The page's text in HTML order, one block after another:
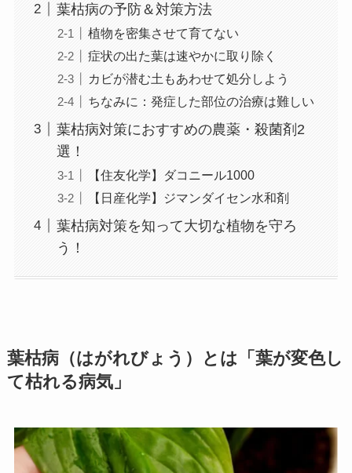
葉枯病の予防＆対策方法
植物を密集させて育てない
症状の出た葉は速やかに取り除く
カビが潜む土もあわせて処分しよう
ちなみに：発症した部位の治療は難しい
葉枯病対策におすすめの農薬・殺菌剤2
選！
【住友化学】ダコニール1000
【日産化学】ジマンダイセン水和剤
葉枯病対策を知って大切な植物を守ろ
う！
葉枯病（はがれびょう）とは「葉が変色し
て枯れる病気」